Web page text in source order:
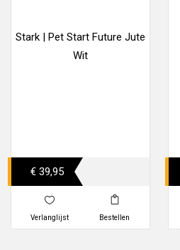
Stark | Pet Start Future Jute
Wit
€ 39,95
Verlanglijst Bestellen